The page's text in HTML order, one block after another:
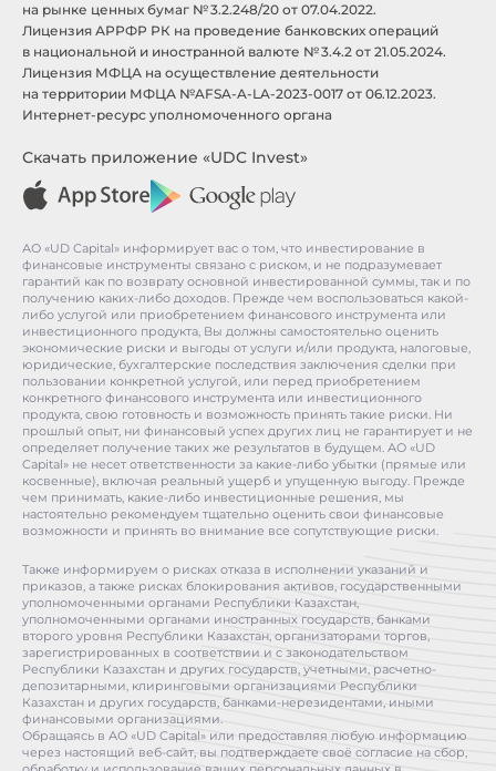
на рынке ценных бумаг № 3.2.248/20 от 07.04.2022.
Лицензия АРРФР РК на проведение банковских операций
в национальной и иностранной валюте № 3.4.2 от 21.05.2024.
Лицензия МФЦА на осуществление деятельности
на территории МФЦА №AFSA-A-LA-2023-0017 от 06.12.2023.
Интернет-ресурс уполномоченного органа
Скачать приложение «UDC Invest»
АО «UD Capital» информирует вас о том, что инвестирование в
финансовые инструменты связано с риском, и не подразумевает
гарантий как по возврату основной инвестированной суммы, так и по
получению каких-либо доходов. Прежде чем воспользоваться какой-
либо услугой или приобретением финансового инструмента или
инвестиционного продукта, Вы должны самостоятельно оценить
экономические риски и выгоды от услуги и/или продукта, налоговые,
юридические, бухгалтерские последствия заключения сделки при
пользовании конкретной услугой, или перед приобретением
конкретного финансового инструмента или инвестиционного
продукта, свою готовность и возможность принять такие риски. Ни
прошлый опыт, ни финансовый успех других лиц не гарантирует и не
определяет получение таких же результатов в будущем. АО «UD
Capital» не несет ответственности за какие-либо убытки (прямые или
косвенные), включая реальный ущерб и упущенную выгоду. Прежде
чем принимать, какие-либо инвестиционные решения, мы
настоятельно рекомендуем тщательно оценить свои финансовые
возможности и принять во внимание все сопутствующие риски.
Также информируем о рисках отказа в исполнении указаний и
приказов, а также рисках блокирования активов, государственными
уполномоченными органами Республики Казахстан,
уполномоченными органами иностранных государств, банками
второго уровня Республики Казахстан, организаторами торгов,
зарегистрированных в соответствии и с законодательством
Республики Казахстан и других государств, учетными, расчетно-
депозитарными, клиринговыми организациями Республики
Казахстан и других государств, банками-нерезидентами, иными
финансовыми организациями.
Обращаясь в АО «UD Capital» или предоставляя любую информацию
через настоящий веб-сайт, вы подтверждаете своё согласие на сбор,